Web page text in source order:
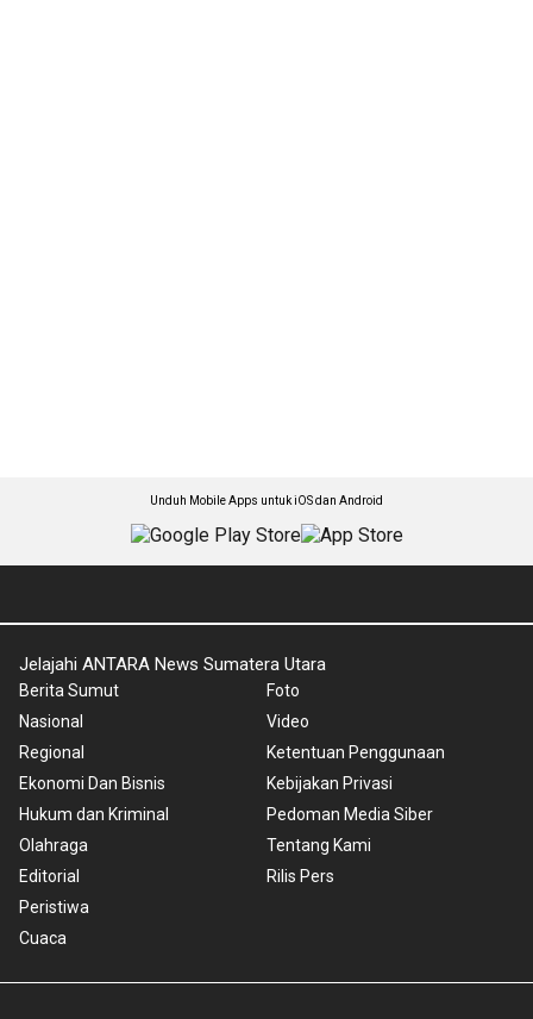
Unduh Mobile Apps untuk iOS dan Android
Jelajahi ANTARA News Sumatera Utara
Berita Sumut
Nasional
Regional
Ekonomi Dan Bisnis
Hukum dan Kriminal
Olahraga
Editorial
Peristiwa
Foto
Video
Ketentuan Penggunaan
Kebijakan Privasi
Pedoman Media Siber
Tentang Kami